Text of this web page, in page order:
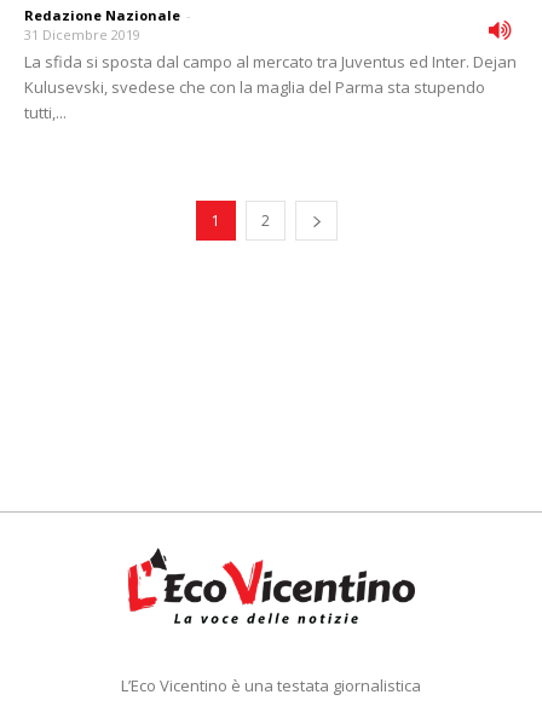
Redazione Nazionale -
31 Dicembre 2019
La sfida si sposta dal campo al mercato tra Juventus ed Inter. Dejan
Kulusevski, svedese che con la maglia del Parma sta stupendo
tutti,...
1 2
L’Eco Vicentino è una testata giornalistica